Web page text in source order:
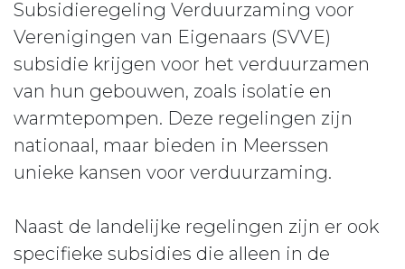
Subsidieregeling Verduurzaming voor
Verenigingen van Eigenaars (SVVE)
subsidie krijgen voor het verduurzamen
van hun gebouwen, zoals isolatie en
warmtepompen. Deze regelingen zijn
nationaal, maar bieden in Meerssen
unieke kansen voor verduurzaming.
Naast de landelijke regelingen zijn er ook
specifieke subsidies die alleen in de